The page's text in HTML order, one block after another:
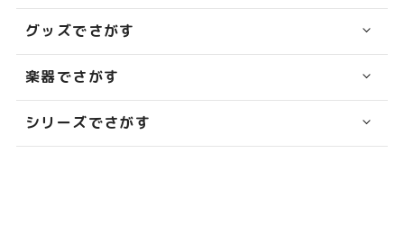
グッズでさがす
楽器でさがす
シリーズでさがす